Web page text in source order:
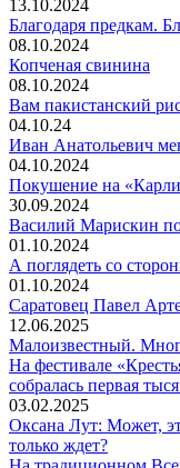
13.10.2024
Благодаря предкам.
08.10.2024
Копченая свинина
08.10.2024
Вам пакистанский
04.10.24
Иван Анатольевич
04.10.2024
Покушение на
30.09.2024
Василий Марискин
01.10.2024
А поглядеть со
01.10.2024
Саратовец Павел
12.06.2025
Малоизвестный.
На фестивале
собралась первая
03.02.2025
Оксана Лут: Может,
только ждет?